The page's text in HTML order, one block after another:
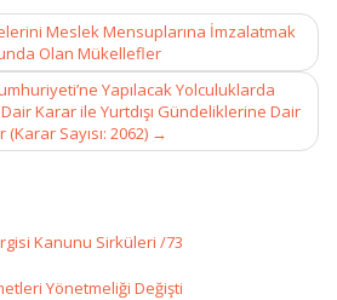
Meslek Mensuplarına İmzalatmak
Olan Mükellefler
Yapılacak Yolculuklarda
Karar ile Yurtdışı Gündeliklerine Dair
(Karar Sayısı: 2062) →
Kanunu Sirküleri /73
Yönetmeliği Değişti